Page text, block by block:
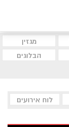
מגזין
הבלוגים
לוח אירועים